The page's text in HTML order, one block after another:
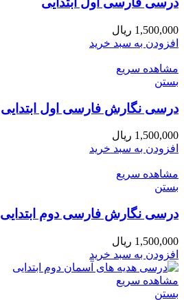
1,500,000 ریال
افزودن به سبد خرید
مشاهده سریع
بستن
درسی نگارش فارسی اول ابتدایی
1,500,000 ریال
افزودن به سبد خرید
مشاهده سریع
بستن
درسی نگارش فارسی دوم ابتدایی
1,500,000 ریال
افزودن به سبد خرید
مشاهده سریع
بستن